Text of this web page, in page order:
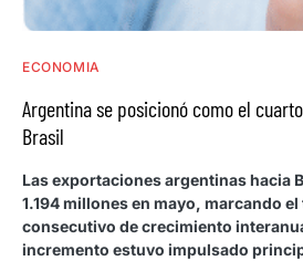
ECONOMIA
Argentina se posicionó como el
Brasil
Las exportaciones argentinas hacia
1.194 millones en mayo, marcando
consecutivo de crecimiento
incremento estuvo impulsado